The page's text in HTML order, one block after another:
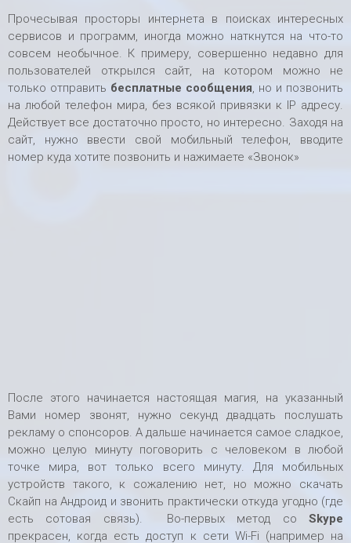
Прочесывая просторы интернета в поисках интересных
сервисов и программ, иногда можно наткнутся на что-то
совсем необычное. К примеру, совершенно недавно для
пользователей открылся сайт, на котором можно не
только отправить бесплатные сообщения, но и позвонить
на любой телефон мира, без всякой привязки к IP адресу.
Действует все достаточно просто, но интересно. Заходя на
сайт, нужно ввести свой мобильный телефон, вводите
номер куда хотите позвонить и нажимаете «Звонок»
После этого начинается настоящая магия, на указанный
Вами номер звонят, нужно секунд двадцать послушать
рекламу о спонсоров. А дальше начинается самое сладкое,
можно целую минуту поговорить с человеком в любой
точке мира, вот только всего минуту. Для мобильных
устройств такого, к сожалению нет, но можно скачать
Скайп на Андроид и звонить практически откуда угодно (где
есть сотовая связь). Во-первых метод со Skype
прекрасен, когда есть доступ к сети Wi-Fi (например на